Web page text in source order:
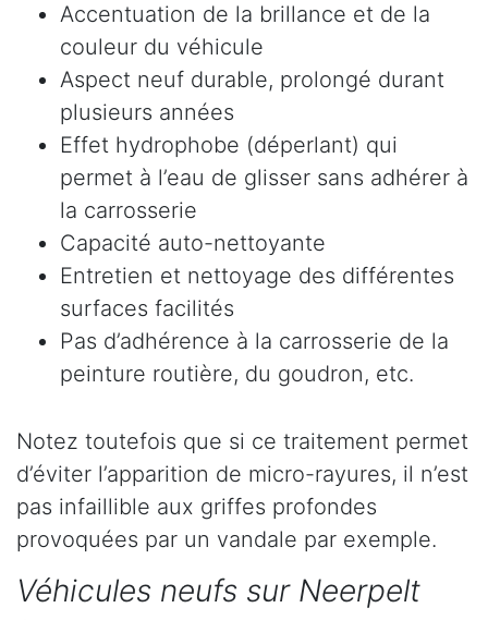
Accentuation de la brillance et de la
couleur du véhicule
Aspect neuf durable, prolongé durant
plusieurs années
Effet hydrophobe (déperlant) qui
permet à l’eau de glisser sans adhérer à
la carrosserie
Capacité auto-nettoyante
Entretien et nettoyage des différentes
surfaces facilités
Pas d’adhérence à la carrosserie de la
peinture routière, du goudron, etc.
Notez toutefois que si ce traitement permet
d’éviter l’apparition de micro-rayures, il n’est
pas infaillible aux griffes profondes
provoquées par un vandale par exemple.
Véhicules neufs sur Neerpelt